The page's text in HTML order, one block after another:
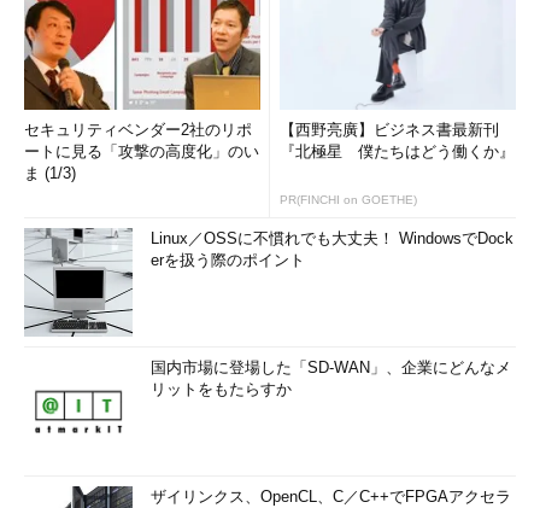
セキュリティベンダー2社のリポ
ートに見る「攻撃の高度化」のい
ま (1/3)
【西野亮廣】ビジネス書最新刊
『北極星 僕たちはどう働くか』
PR(FINCHI on GOETHE)
Linux／OSSに不慣れでも大丈夫！ WindowsでDock
erを扱う際のポイント
国内市場に登場した「SD-WAN」、企業にどんなメ
リットをもたらすか
ザイリンクス、OpenCL、C／C++でFPGAアクセラ